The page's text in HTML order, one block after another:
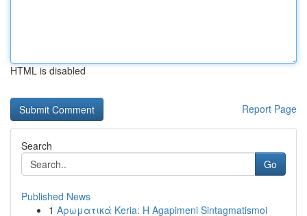
HTML is disabled
Report Page
Search
Go
Published News
1 Αρωματικά Keria: Η Agapimeni Sintagmatismoi